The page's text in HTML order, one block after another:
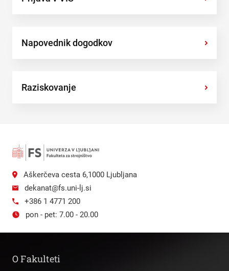
Napovednik dogodkov ›
Raziskovanje ›
Aškerčeva cesta 6,1000 Ljubljana
dekanat@fs.uni-lj.si
+386 1 4771 200
pon - pet: 7.00 - 20.00
O Fakulteti